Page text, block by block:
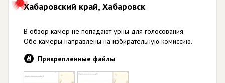
Хабаровский край, Хабаровск
В обзор камер не попадают урны для голосования.
Обе камеры направлены на избирательную комиссию.
Прикрепленные файлы